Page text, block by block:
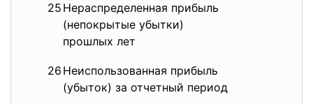
25 Нераспределенная прибыль
(непокрытые убытки)
прошлых лет
26 Неиспользованная прибыль
(убыток) за отчетный период